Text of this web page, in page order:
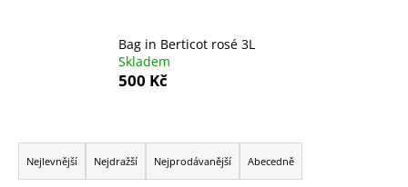
Bag in Berticot rosé 3L
Skladem
500 Kč
Ř
aNejlevnější Nejdražší Nejprodávanější Abecedně
r
u